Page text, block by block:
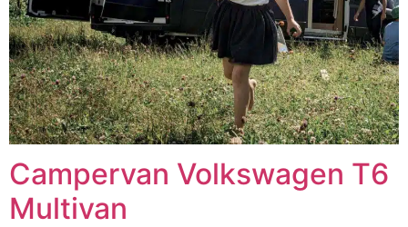
Campervan Volkswagen T6
Multivan